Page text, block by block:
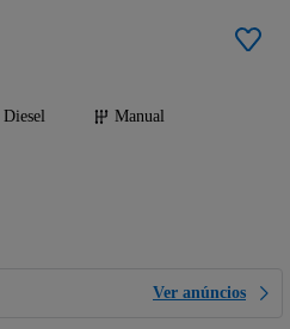
Diesel
Manual
Ver anúncios